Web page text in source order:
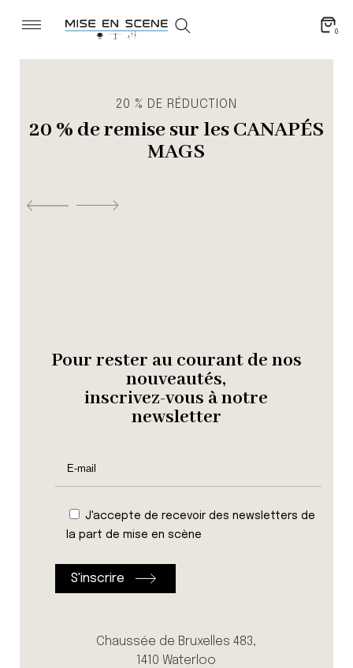
0
20 % de remise sur les CANAPÉS
MAGS
20 % DE RÉDUCTION
Pour rester au courant de nos
nouveautés,
inscrivez-vous à notre
newsletter
J'accepte de recevoir des newsletters de
la part de mise en scène
Chaussée de Bruxelles 483,
1410 Waterloo